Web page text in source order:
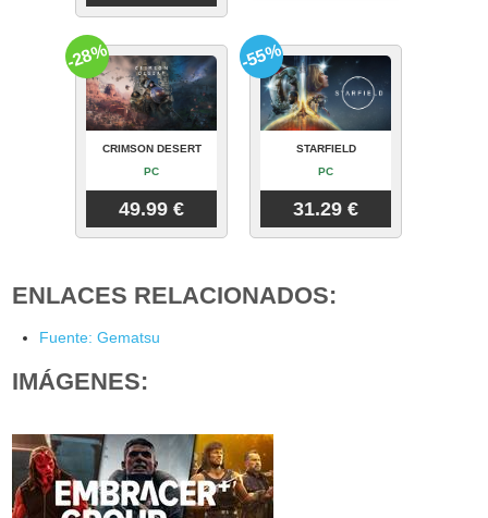
CRIMSON DESERT
PC
49.99 €
-28%
STARFIELD
PC
31.29 €
-55%
ENLACES RELACIONADOS:
Fuente: Gematsu
IMÁGENES: